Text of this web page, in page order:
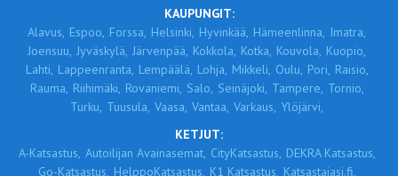
KAUPUNGIT:
Alavus, Espoo, Forssa, Helsinki, Hyvinkää, Hämeenlinna, Imatra,
Joensuu, Jyväskylä, Järvenpää, Kokkola, Kotka, Kouvola, Kuopio,
Lahti, Lappeenranta, Lempäälä, Lohja, Mikkeli, Oulu, Pori, Raisio,
Rauma, Riihimäki, Rovaniemi, Salo, Seinäjoki, Tampere, Tornio,
Turku, Tuusula, Vaasa, Vantaa, Varkaus, Ylöjärvi,
KETJUT:
A-Katsastus, Autoilijan Avainasemat, CityKatsastus, DEKRA Katsastus,
Go-Katsastus, HelppoKatsastus, K1 Katsastus, Katsastajasi.fi,